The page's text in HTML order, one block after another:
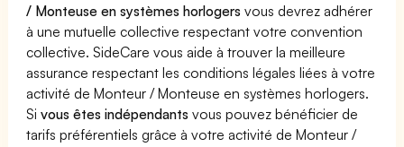
/ Monteuse en systèmes horlogers vous devrez adhérer
à une mutuelle collective respectant votre convention
collective. SideCare vous aide à trouver la meilleure
assurance respectant les conditions légales liées à votre
activité de Monteur / Monteuse en systèmes horlogers.
Sivous êtes indépendants vous pouvez bénéficier de
tarifs préférentiels grâce à votre activité de Monteur /